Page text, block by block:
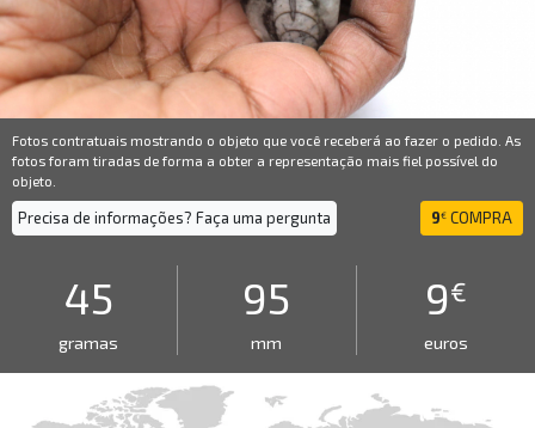
Fotos contratuais mostrando o objeto que você receberá ao fazer o pedido. As
fotos foram tiradas de forma a obter a representação mais fiel possível do
objeto.
Precisa de informações? Faça uma pergunta 9€ COMPRA
45
gramas
95
mm
9€
euros